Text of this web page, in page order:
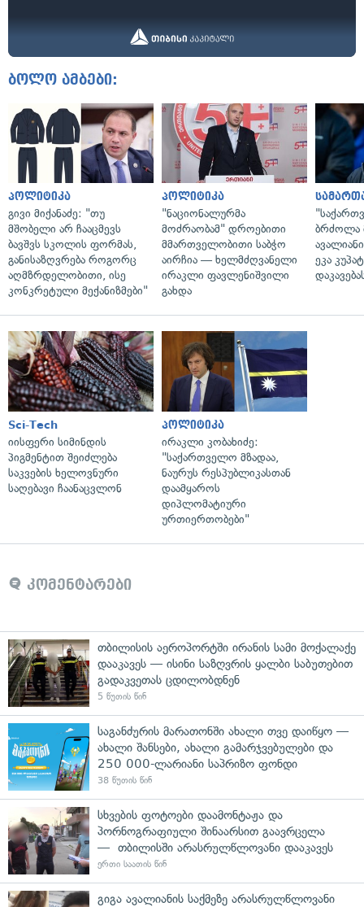
ბოლო ამბები:
პოლიტიკა
გივი მიქანაძე: "თუ
მშობელი არ ჩააცმევს
ბავშვს სკოლის ფორმას,
განისაზღვრება როგორც
აღმზრდელობითი, ისე
კონკრეტული მექანიზმები"
პოლიტიკა
"ნაციონალურმა
მოძრაობამ" დროებითი
მმართველობითი საბჭო
აირჩია — ხელმძღვანელი
ირაკლი ფავლენიშვილი
გახდა
ბრძოლა
ეკა
Sci-Tech
იისფერი სიმინდის
პიგმენტით შეიძლება
საკვების ხელოვნური
საღებავი ჩაანაცვლონ
პოლიტიკა
ირაკლი კობახიძე:
"საქართველო მზადაა,
ნაურუს რესპუბლიკასთან
დაამყაროს
დიპლომატიური
ურთიერთობები"
კომენტარები
თბილისის აეროპორტში ირანის სამი მოქალაქე
დააკავეს — ისინი საზღვრის ყალბი საბუთებით
გადაკვეთას ცდილობდნენ
5 წუთის წინ
საგანძურის მარათონში ახალი თვე დაიწყო —
ახალი შანსები, ახალი გამარჯვებულები და
250 000-ლარიანი საპრიზო ფონდი
38 წუთის წინ
სხვების ფოტოები დაამონტაჟა და
პორნოგრაფიული შინაარსით გაავრცელა
— თბილისში არასრულწლოვანი დააკავეს
ერთი საათის წინ
გიგა ავალიანის საქმეზე არასრულწლოვანი